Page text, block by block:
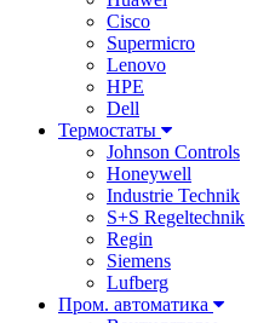
Cisco
Supermicro
Lenovo
HPE
Dell
Термостаты
Johnson Controls
Honeywell
Industrie Technik
S+S Regeltechnik
Regin
Siemens
Lufberg
Пром. автоматика